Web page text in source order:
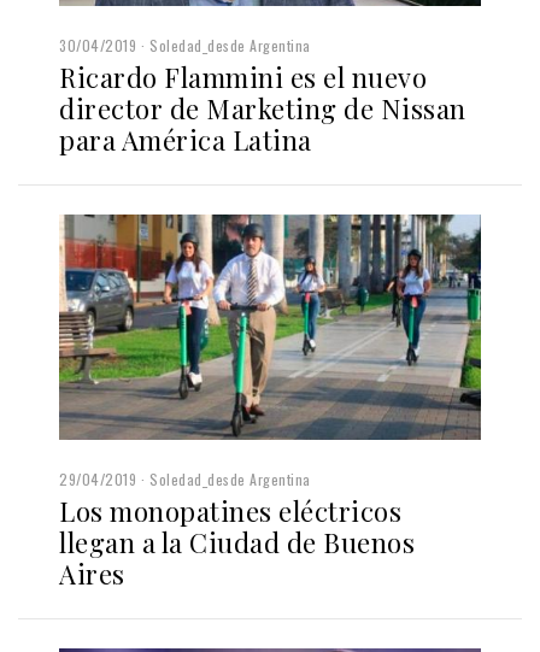
30/04/2019 Soledad_desde Argentina
Ricardo Flammini es el nuevo
director de Marketing de Nissan
para América Latina
29/04/2019 Soledad_desde Argentina
Los monopatines eléctricos
llegan a la Ciudad de Buenos
Aires